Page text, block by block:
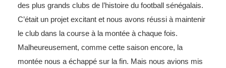
des plus grands clubs de l’histoire du football sénégalais.
C’était un projet excitant et nous avons réussi à maintenir
le club dans la course à la montée à chaque fois.
Malheureusement, comme cette saison encore, la
montée nous a échappé sur la fin. Mais nous avions mis